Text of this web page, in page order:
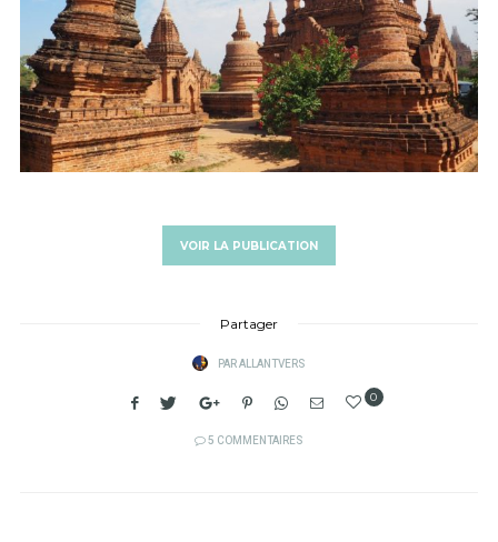
VOIR LA PUBLICATION
Partager
PARALLANTVERS
0
5 COMMENTAIRES